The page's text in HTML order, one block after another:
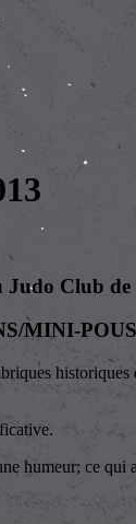
Judo Club
MINI-
humeur; ce qui